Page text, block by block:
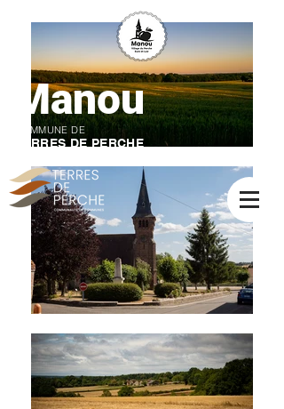
Manou
COMMUNE DE
TERRES DE PERCHE